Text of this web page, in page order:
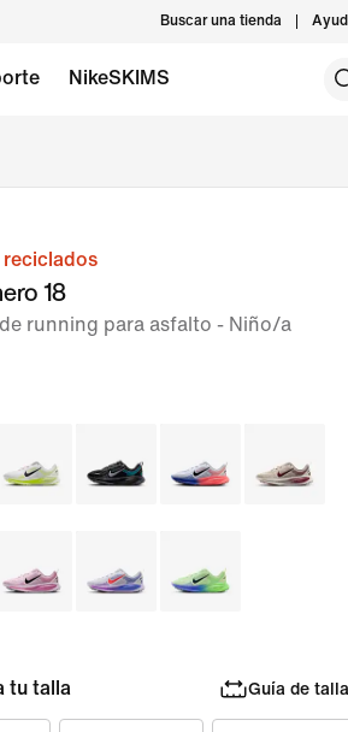
Buscar una tienda
NikeSKIMS
reciclados
18
running para asfalto - Niño/a
tu talla Guía de